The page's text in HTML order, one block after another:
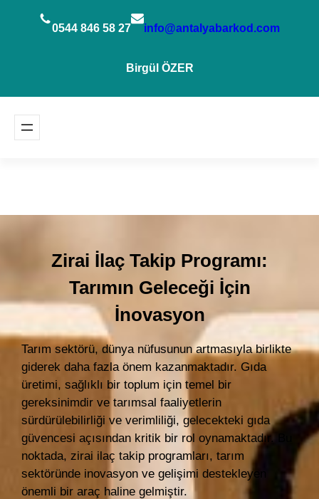
0544 846 58 27 info@antalyabarkod.com
Birgül ÖZER
Zirai İlaç Takip Programı:
Tarımın Geleceği İçin
İnovasyon
Tarım sektörü, dünya nüfusunun artmasıyla birlikte
giderek daha fazla önem kazanmaktadır. Gıda
üretimi, sağlıklı bir toplum için temel bir
gereksinimdir ve tarımsal faaliyetlerin
sürdürülebilirliği ve verimliliği, gelecekteki gıda
güvencesi açısından kritik bir rol oynamaktadır. Bu
noktada, zirai ilaç takip programları, tarım
sektöründe inovasyon ve gelişimi destekleyen
önemli bir araç haline gelmiştir.